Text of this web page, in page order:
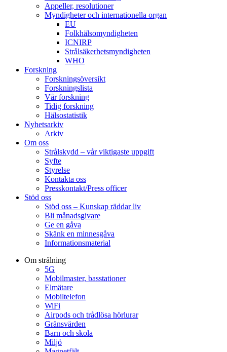
Appeller, resolutioner
Myndigheter och internationella organ
EU
Folkhälsomyndigheten
ICNIRP
Strålsäkerhetsmyndigheten
WHO
Forskning
Forskningsöversikt
Forskningslista
Vår forskning
Tidig forskning
Hälsostatistik
Nyhetsarkiv
Arkiv
Om oss
Strålskydd – vår viktigaste uppgift
Syfte
Styrelse
Kontakta oss
Presskontakt/Press officer
Stöd oss
Stöd oss – Kunskap räddar liv
Bli månadsgivare
Ge en gåva
Skänk en minnesgåva
Informationsmaterial
Om strålning
5G
Mobilmaster, basstationer
Elmätare
Mobiltelefon
WiFi
Airpods och trådlösa hörlurar
Gränsvärden
Barn och skola
Miljö